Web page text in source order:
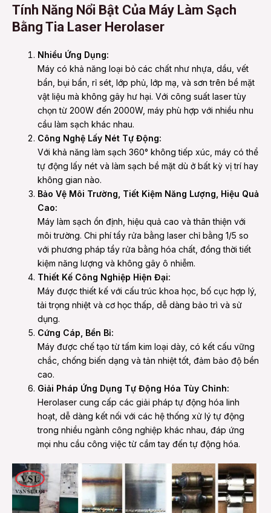
Tính Năng Nổi Bật Của Máy Làm Sạch
Bằng Tia Laser Herolaser
Nhiều Ứng Dụng:
Máy có khả năng loại bỏ các chất như nhựa, dầu, vết
bẩn, bụi bẩn, rỉ sét, lớp phủ, lớp mạ, và sơn trên bề mặt
vật liệu mà không gây hư hại. Với công suất laser tùy
chọn từ 200W đến 2000W, máy phù hợp với nhiều nhu
cầu làm sạch khác nhau.
Công Nghệ Lấy Nét Tự Động:
Với khả năng làm sạch 360° không tiếp xúc, máy có thể
tự động lấy nét và làm sạch bề mặt dù ở bất kỳ vị trí hay
không gian nào.
Bảo Vệ Môi Trường, Tiết Kiệm Năng Lượng, Hiệu Quả
Cao:
Máy làm sạch ổn định, hiệu quả cao và thân thiện với
môi trường. Chi phí tẩy rửa bằng laser chỉ bằng 1/5 so
với phương pháp tẩy rửa bằng hóa chất, đồng thời tiết
kiệm năng lượng và không gây ô nhiễm.
Thiết Kế Công Nghiệp Hiện Đại:
Máy được thiết kế với cấu trúc khoa học, bố cục hợp lý,
tải trọng nhiệt và cơ học thấp, dễ dàng bảo trì và sử
dụng.
Cứng Cáp, Bền Bỉ:
Máy được chế tạo từ tấm kim loại dày, có kết cấu vững
chắc, chống biến dạng và tản nhiệt tốt, đảm bảo độ bền
cao.
Giải Pháp Ứng Dụng Tự Động Hóa Tùy Chỉnh:
Herolaser cung cấp các giải pháp tự động hóa linh
hoạt, dễ dàng kết nối với các hệ thống xử lý tự động
trong nhiều ngành công nghiệp khác nhau, đáp ứng
mọi nhu cầu công việc từ cầm tay đến tự động hóa.